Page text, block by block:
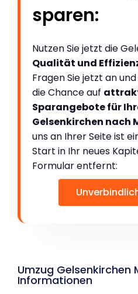
sparen:
Nutzen Sie jetzt die
Qualität und
Fragen Sie jetzt an
die Chance auf
Sparangebote für
Gelsenkirchen nach
uns an Ihrer Seite ist
Start in Ihr neues
Formular entfernt:
Umzug Gelsenkirchen
Informationen